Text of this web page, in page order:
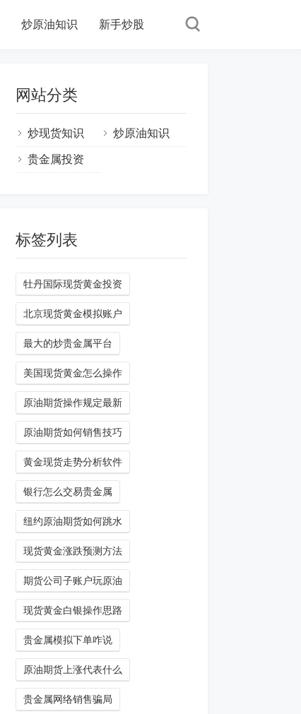
炒原油知识 新手炒股
网站分类
炒现货知识 炒原油知识
贵金属投资
标签列表
牡丹国际现货黄金投资
北京现货黄金模拟账户
最大的炒贵金属平台
美国现货黄金怎么操作
原油期货操作规定最新
原油期货如何销售技巧
黄金现货走势分析软件
银行怎么交易贵金属
纽约原油期货如何跳水
现货黄金涨跌预测方法
期货公司子账户玩原油
现货黄金白银操作思路
贵金属模拟下单咋说
原油期货上涨代表什么
贵金属网络销售骗局